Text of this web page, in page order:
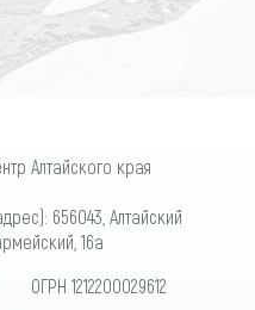
Алтайского края
656043, Алтайский
16а
ОГРН 1212200029612